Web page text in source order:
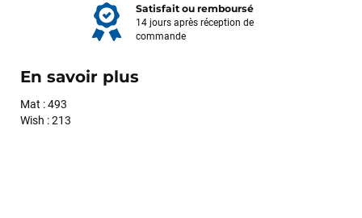
Satisfait ou remboursé
14 jours après réception de
commande
En savoir plus
Mat : 493
Wish : 213